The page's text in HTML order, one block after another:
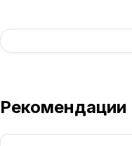
Рекомендации